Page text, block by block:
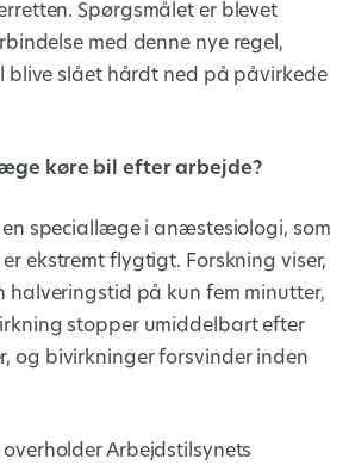
Spørgsmålet er blevet
med denne nye regel,
blive slået hårdt ned på påvirkede
køre bil efter arbejde?
en speciallæge i anæstesiologi, som
ekstremt flygtigt. Forskning viser,
halveringstid på kun fem minutter,
stopper umiddelbart efter
og bivirkninger forsvinder inden
overholder Arbejdstilsynets